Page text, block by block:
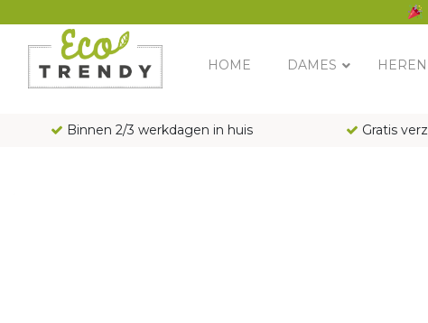
Main Navigation
HOME DAMES HEREN
Binnen 2/3 werkdagen in huis Gratis